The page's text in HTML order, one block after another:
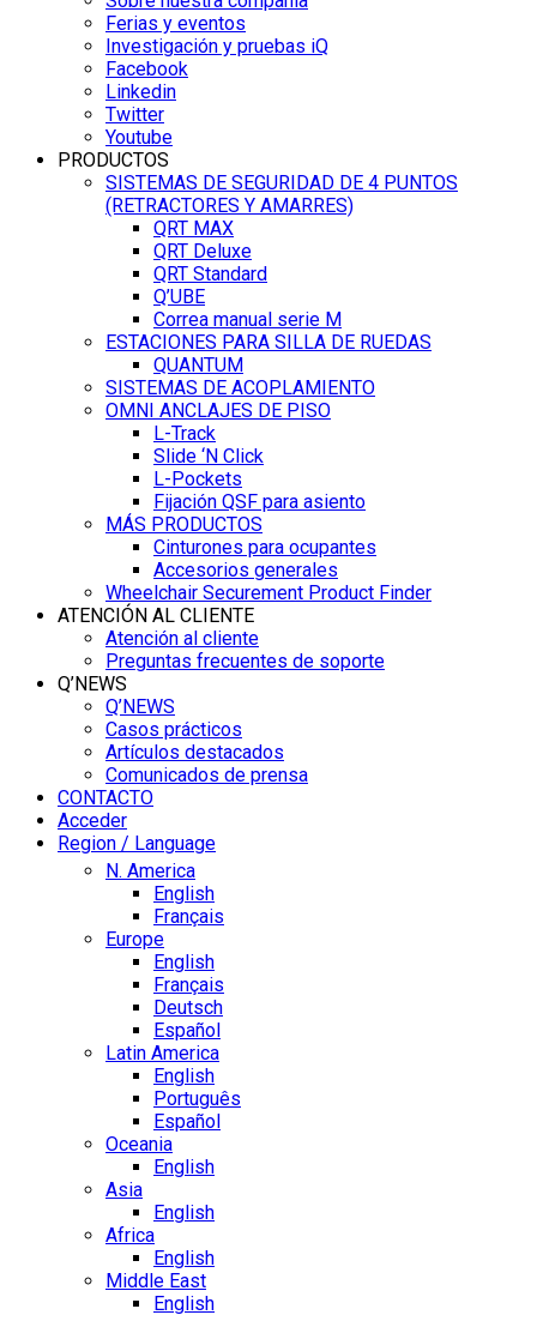
Ferias y eventos
Investigación y pruebas iQ
Facebook
Linkedin
Twitter
Youtube
PRODUCTOS
SISTEMAS DE SEGURIDAD DE 4 PUNTOS
(RETRACTORES Y AMARRES)
QRT MAX
QRT Deluxe
QRT Standard
Q’UBE
Correa manual serie M
ESTACIONES PARA SILLA DE RUEDAS
QUANTUM
SISTEMAS DE ACOPLAMIENTO
OMNI ANCLAJES DE PISO
L-Track
Slide ‘N Click
L-Pockets
Fijación QSF para asiento
MÁS PRODUCTOS
Cinturones para ocupantes
Accesorios generales
Wheelchair Securement Product Finder
ATENCIÓN AL CLIENTE
Atención al cliente
Preguntas frecuentes de soporte
Q’NEWS
Q’NEWS
Casos prácticos
Artículos destacados
Comunicados de prensa
CONTACTO
Acceder
Region / Language
N. America
English
Français
Europe
English
Français
Deutsch
Español
Latin America
English
Português
Español
Oceania
English
Asia
English
Africa
English
Middle East
English